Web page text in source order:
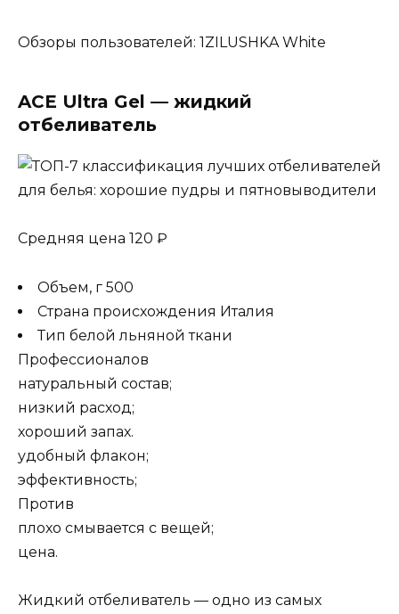
Обзоры пользователей: 1ZILUSHKA White
ACE Ultra Gel — жидкий
отбеливатель
Средняя цена 120 ₽
Объем, г 500
Страна происхождения Италия
Тип белой льняной ткани
Профессионалов
натуральный состав;
низкий расход;
хороший запах.
удобный флакон;
эффективность;
Против
плохо смывается с вещей;
цена.
Жидкий отбеливатель — одно из самых